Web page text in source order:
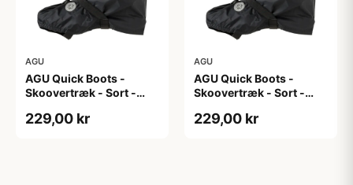
AGU
AGU Quick Boots -
Skoovertræk - Sort -
229,00 kr
AGU
AGU Quick Boots -
Skoovertræk - Sort -
229,00 kr